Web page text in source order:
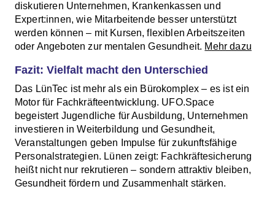
diskutieren Unternehmen, Krankenkassen und
Expert:innen, wie Mitarbeitende besser unterstützt
werden können – mit Kursen, flexiblen Arbeitszeiten
oder Angeboten zur mentalen Gesundheit. Mehr dazu
Fazit: Vielfalt macht den Unterschied
Das LünTec ist mehr als ein Bürokomplex – es ist ein
Motor für Fachkräfteentwicklung. UFO.Space
begeistert Jugendliche für Ausbildung, Unternehmen
investieren in Weiterbildung und Gesundheit,
Veranstaltungen geben Impulse für zukunftsfähige
Personalstrategien. Lünen zeigt: Fachkräftesicherung
heißt nicht nur rekrutieren – sondern attraktiv bleiben,
Gesundheit fördern und Zusammenhalt stärken.